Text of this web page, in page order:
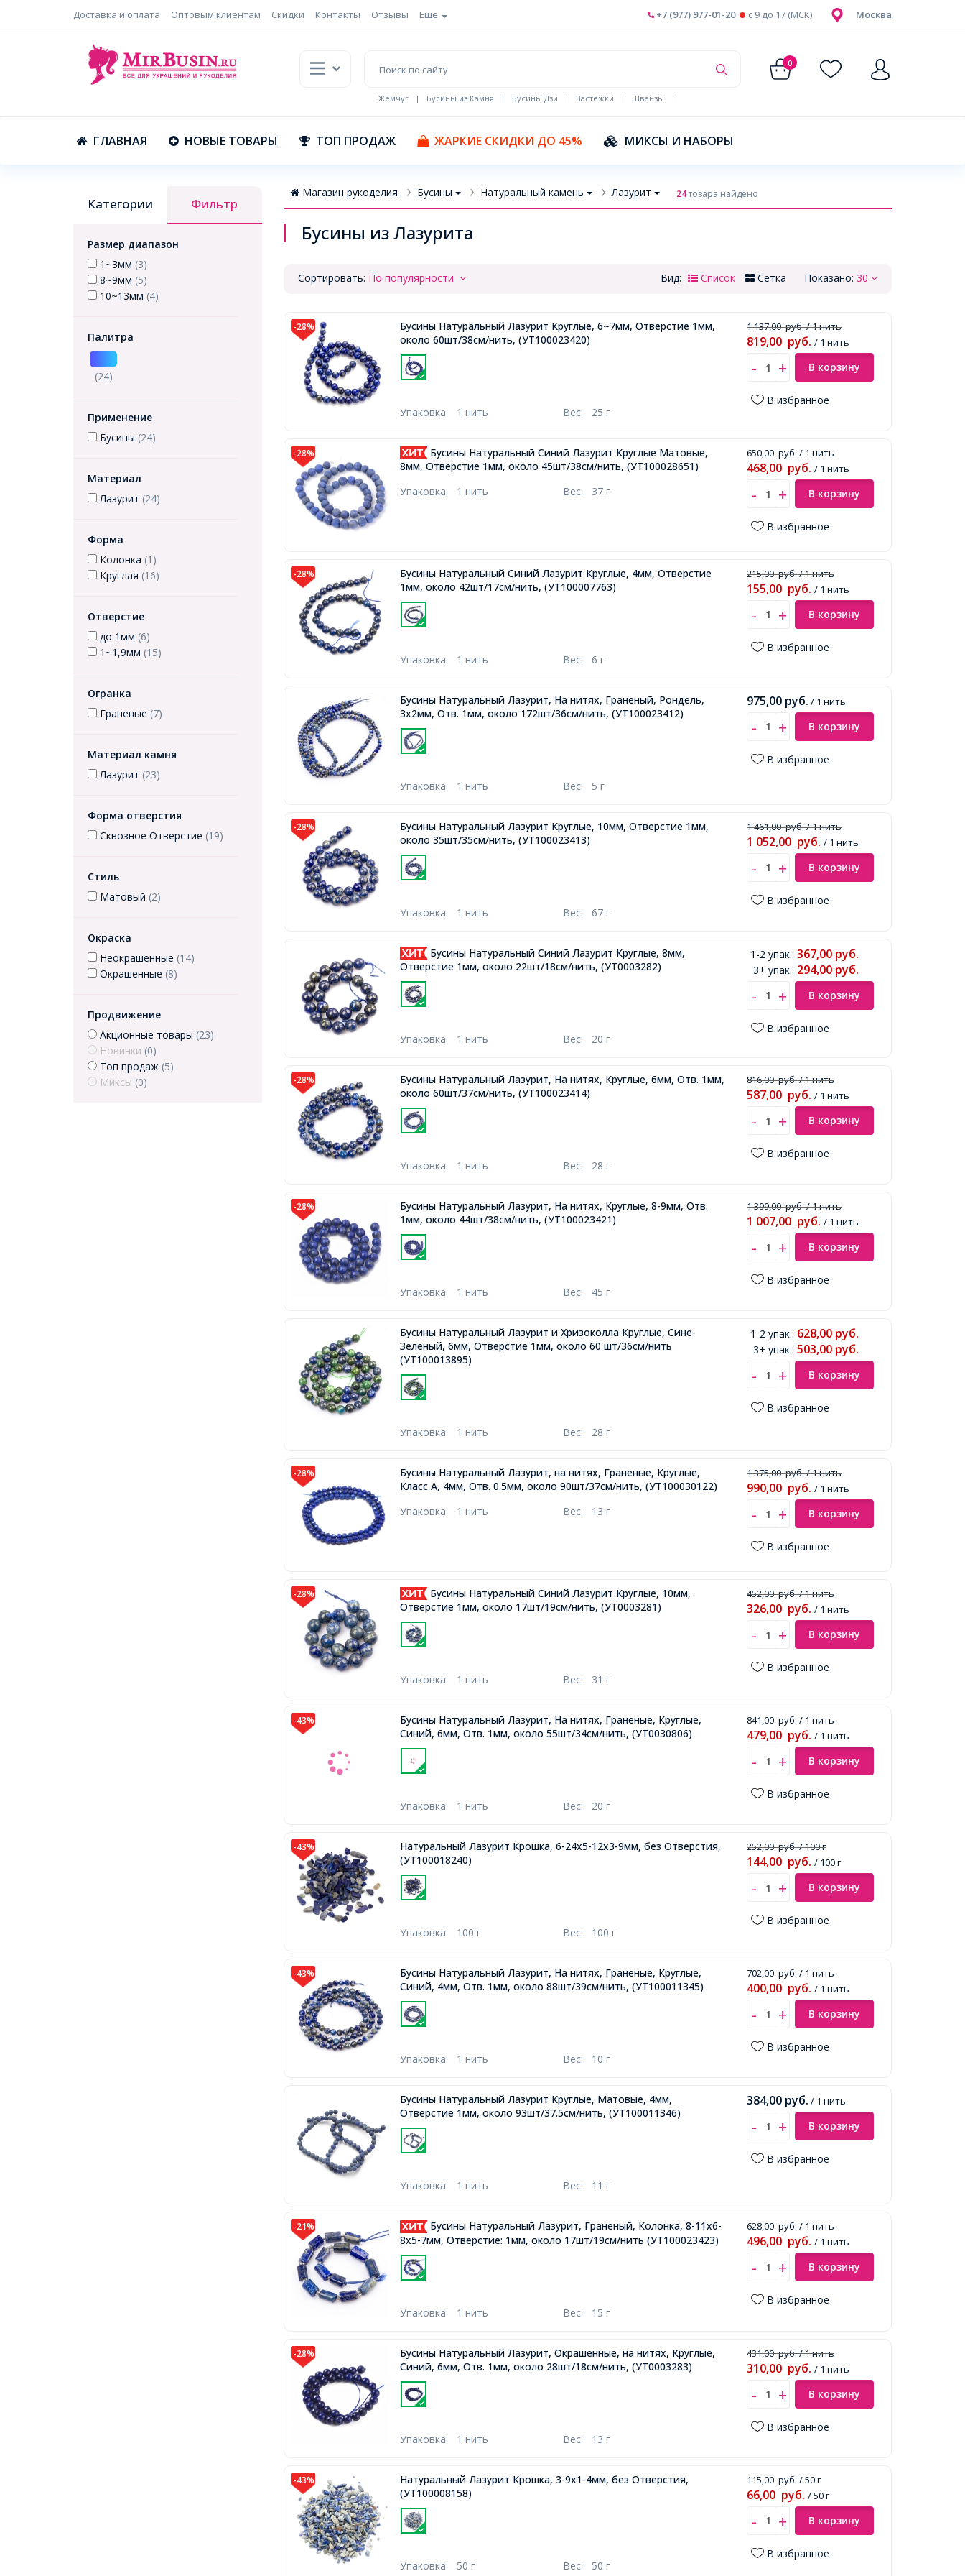
Доставка и оплата Оптовым клиентам Скидки Контакты Отзывы Еще Москва
+7 (977) 977-01-20 c 9 до 17 (МСК)
0
Жемчуг | Бусины из Камня | Бусины Дзи | Застежки | Швензы
|
ГЛАВНАЯ НОВЫЕ ТОВАРЫ ТОП ПРОДАЖ ЖАРКИЕ СКИДКИ ДО 45% МИКСЫ И НАБОРЫ
Категории Фильтр
Размер диапазон
1~3мм (3)
8~9мм (5)
10~13мм (4)
Палитра
(24)
Применение
Бусины (24)
Материал
Лазурит (24)
Форма
Колонка (1)
Круглая (16)
Отверстие
до 1мм (6)
1~1,9мм (15)
Огранка
Граненые (7)
Материал камня
Лазурит (23)
Форма отверстия
Сквозное Отверстие (19)
Стиль
Матовый (2)
Окраска
Неокрашенные (14)
Окрашенные (8)
Продвижение
Акционные товары (23)
Новинки (0)
Топ продаж (5)
Миксы (0)
Магазин рукоделия Бусины Натуральный камень Лазурит 24товара найдено
Бусины из Лазурита
Сортировать: По популярности Показано: 30
Вид: Список Сетка
-28%
Бусины Натуральный Лазурит Круглые, 6~7мм, Отверстие 1мм,
около 60шт/38см/нить, (УТ100023420)
Упаковка: 1 нить Вес: 25 г
1 137,00руб./ 1 нить
819,00 руб. / 1 нить
В корзину
В избранное
-28%
Бусины Натуральный Синий Лазурит Круглые Матовые,
8мм, Отверстие 1мм, около 45шт/38см/нить, (УТ100028651)
Упаковка: 1 нить Вес: 37 г
650,00руб./ 1 нить
468,00 руб. / 1 нить
В корзину
В избранное
-28%
Бусины Натуральный Синий Лазурит Круглые, 4мм, Отверстие
1мм, около 42шт/17см/нить, (УТ100007763)
Упаковка: 1 нить Вес: 6 г
215,00руб./ 1 нить
155,00 руб. / 1 нить
В корзину
В избранное
Бусины Натуральный Лазурит, На нитях, Граненый, Рондель,
3х2мм, Отв. 1мм, около 172шт/36см/нить, (УТ100023412)
Упаковка: 1 нить Вес: 5 г
975,00 руб. / 1 нить
В корзину
В избранное
-28%
Бусины Натуральный Лазурит Круглые, 10мм, Отверстие 1мм,
около 35шт/35см/нить, (УТ100023413)
Упаковка: 1 нить Вес: 67 г
1 461,00руб./ 1 нить
1 052,00 руб. / 1 нить
В корзину
В избранное
Бусины Натуральный Синий Лазурит Круглые, 8мм,
Отверстие 1мм, около 22шт/18см/нить, (УТ0003282)
Упаковка: 1 нить Вес: 20 г
1-2 упак.: 367,00 руб.
3+ упак.: 294,00 руб.
В корзину
В избранное
-28%
Бусины Натуральный Лазурит, На нитях, Круглые, 6мм, Отв. 1мм,
около 60шт/37см/нить, (УТ100023414)
Упаковка: 1 нить Вес: 28 г
816,00руб./ 1 нить
587,00 руб. / 1 нить
В корзину
В избранное
-28%
Бусины Натуральный Лазурит, На нитях, Круглые, 8-9мм, Отв.
1мм, около 44шт/38см/нить, (УТ100023421)
Упаковка: 1 нить Вес: 45 г
1 399,00руб./ 1 нить
1 007,00 руб. / 1 нить
В корзину
В избранное
Бусины Натуральный Лазурит и Хризоколла Круглые, Сине-
Зеленый, 6мм, Отверстие 1мм, около 60 шт/36см/нить
(УТ100013895)
Упаковка: 1 нить Вес: 28 г
1-2 упак.: 628,00 руб.
3+ упак.: 503,00 руб.
В корзину
В избранное
-28%
Бусины Натуральный Лазурит, на нитях, Граненые, Круглые,
Класс А, 4мм, Отв. 0.5мм, около 90шт/37см/нить, (УТ100030122)
Упаковка: 1 нить Вес: 13 г
1 375,00руб./ 1 нить
990,00 руб. / 1 нить
В корзину
В избранное
-28%
Бусины Натуральный Синий Лазурит Круглые, 10мм,
Отверстие 1мм, около 17шт/19см/нить, (УТ0003281)
Упаковка: 1 нить Вес: 31 г
452,00руб./ 1 нить
326,00 руб. / 1 нить
В корзину
В избранное
-43%
Бусины Натуральный Лазурит, На нитях, Граненые, Круглые,
Синий, 6мм, Отв. 1мм, около 55шт/34см/нить, (УТ0030806)
Упаковка: 1 нить Вес: 20 г
841,00руб./ 1 нить
479,00 руб. / 1 нить
В корзину
В избранное
-43%
Натуральный Лазурит Крошка, 6-24x5-12x3-9мм, без Отверстия,
(УТ100018240)
Упаковка: 100 г Вес: 100 г
252,00руб./ 100 г
144,00 руб. / 100 г
В корзину
В избранное
-43%
Бусины Натуральный Лазурит, На нитях, Граненые, Круглые,
Синий, 4мм, Отв. 1мм, около 88шт/39см/нить, (УТ100011345)
Упаковка: 1 нить Вес: 10 г
702,00руб./ 1 нить
400,00 руб. / 1 нить
В корзину
В избранное
Бусины Натуральный Лазурит Круглые, Матовые, 4мм,
Отверстие 1мм, около 93шт/37.5см/нить, (УТ100011346)
Упаковка: 1 нить Вес: 11 г
384,00 руб. / 1 нить
В корзину
В избранное
-21%
Бусины Натуральный Лазурит, Граненый, Колонка, 8-11x6-
8x5-7мм, Отверстие: 1мм, около 17шт/19см/нить (УТ100023423)
Упаковка: 1 нить Вес: 15 г
628,00руб./ 1 нить
496,00 руб. / 1 нить
В корзину
В избранное
-28%
Бусины Натуральный Лазурит, Окрашенные, на нитях, Круглые,
Синий, 6мм, Отв. 1мм, около 28шт/18см/нить, (УТ0003283)
Упаковка: 1 нить Вес: 13 г
431,00руб./ 1 нить
310,00 руб. / 1 нить
В корзину
В избранное
-43%
Натуральный Лазурит Крошка, 3-9x1-4мм, без Отверстия,
(УТ100008158)
Упаковка: 50 г Вес: 50 г
115,00руб./ 50 г
66,00 руб. / 50 г
В корзину
В избранное